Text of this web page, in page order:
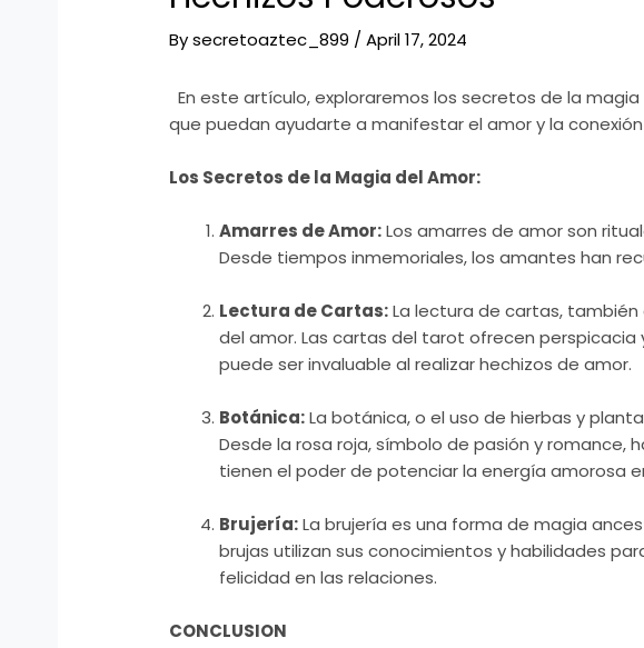
Bysecretoaztec_899 /April 17, 2024
En este artículo, exploraremos los secretos de la
que puedan ayudarte a manifestar el amor y la
Los Secretos de la Magia del Amor:
Amarres de Amor:Los amarres de amor son
Desde tiempos inmemoriales, los amantes han
Lectura de Cartas:La lectura de cartas,
del amor. Las cartas del tarot ofrecen
puede ser invaluable al realizar hechizos de amor.
Botánica:La botánica, o el uso de hierbas y
Desde la rosa roja, símbolo de pasión y romance,
tienen el poder de potenciar la energía amorosa
Brujería:La brujería es una forma de magia
brujas utilizan sus conocimientos y habilidades
felicidad en las relaciones.
CONCLUSION